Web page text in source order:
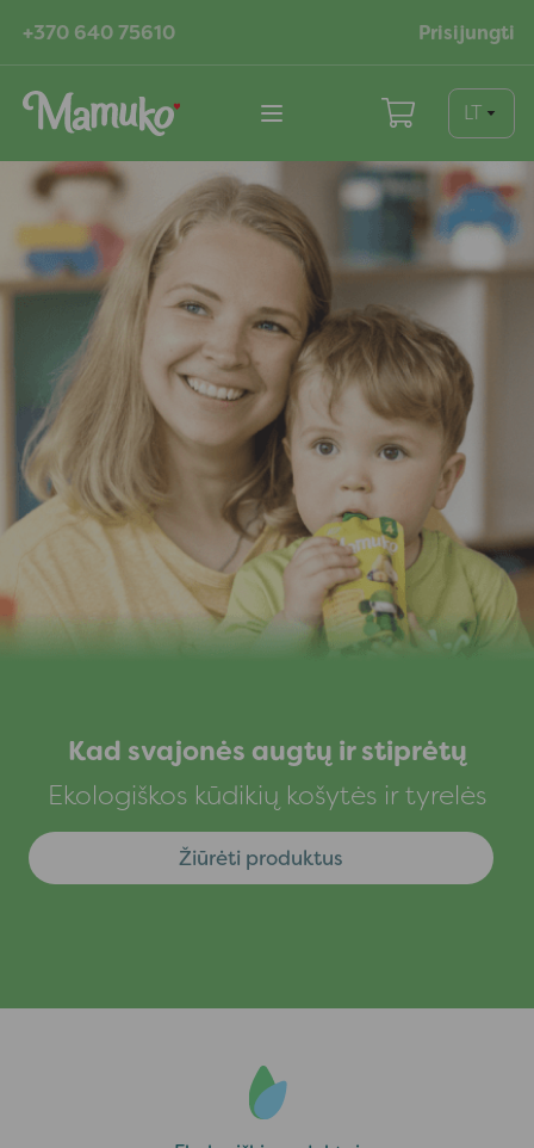
+370 640 75610 Prisijungti
LT
Kad svajonės augtų ir stiprėtų
Ekologiškos kūdikių košytės ir tyrelės
Žiūrėti produktus